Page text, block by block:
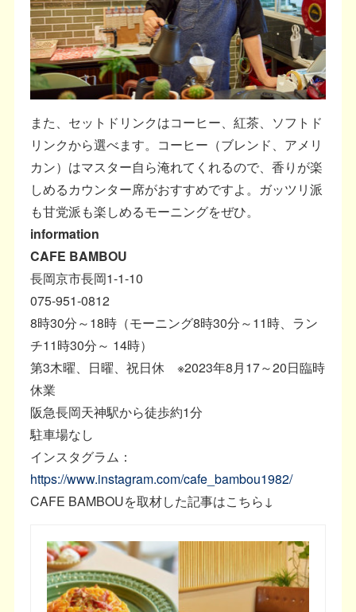
また、セットドリンクはコーヒー、紅茶、ソフトド
リンクから選べます。コーヒー（ブレンド、アメリ
カン）はマスター自ら淹れてくれるので、香りが楽
しめるカウンター席がおすすめですよ。ガッツリ派
も甘党派も楽しめるモーニングをぜひ。
information
CAFE BAMBOU
長岡京市長岡1-1-10
075-951-0812
8時30分～18時（モーニング8時30分～11時、ラン
チ11時30分～ 14時）
第3木曜、日曜、祝日休 ※2023年8月17～20日臨時
休業
阪急長岡天神駅から徒歩約1分
駐車場なし
インスタグラム：
https://www.instagram.com/cafe_bambou1982/
CAFE BAMBOUを取材した記事はこちら↓